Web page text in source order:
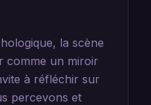
la scène
comme un miroir
à réfléchir sur
percevons et